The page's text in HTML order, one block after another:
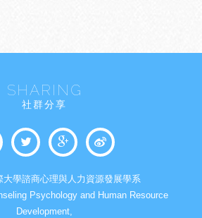
SHARING
社群分享
大學諮商心理與人力資源發展學系
Psychology and Human Resource
Development,